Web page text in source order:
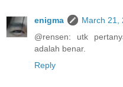
enigma
March 21,
@rensen: utk
adalah benar.
Reply